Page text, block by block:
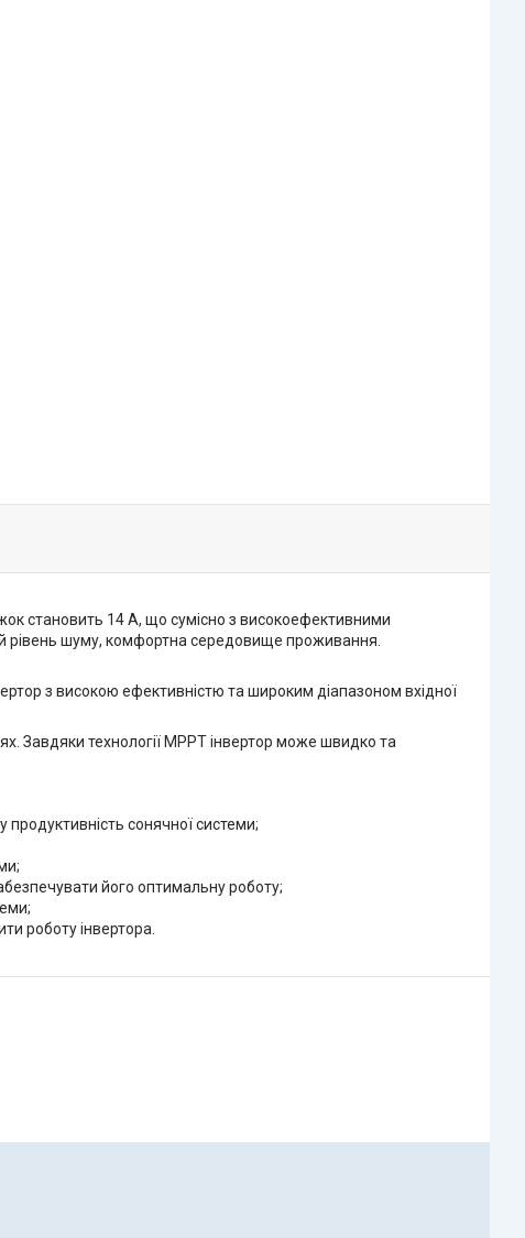
становить 14 А, що сумісно з високоефективними
рівень шуму, комфортна середовище проживання.
з високою ефективністю та широким діапазоном вхідної
Завдяки технології MPPT інвертор може швидко та
сонячної системи;
його оптимальну роботу;
роботу інвертора.